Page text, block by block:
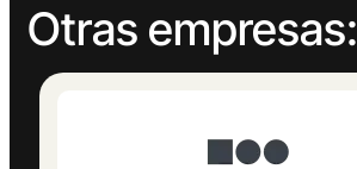
Otras empresas: